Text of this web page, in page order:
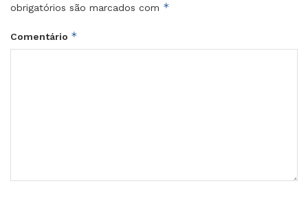
obrigatórios são marcados com *
Comentário *